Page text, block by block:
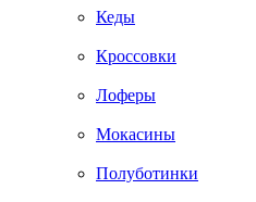
Кеды
Кроссовки
Лоферы
Мокасины
Полуботинки